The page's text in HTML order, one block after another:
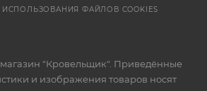
ФАЙЛОВ COOKIES
"Кровельщик". Приведённые
и изображения товаров носят